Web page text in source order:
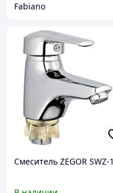
Fabiano
Смеситель ZEGOR SWZ-1